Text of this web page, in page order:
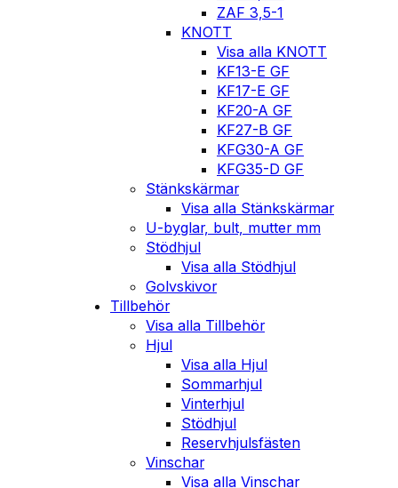
ZAF 3,5-1
KNOTT
Visa alla KNOTT
KF13-E GF
KF17-E GF
KF20-A GF
KF27-B GF
KFG30-A GF
KFG35-D GF
Stänkskärmar
Visa alla Stänkskärmar
U-byglar, bult, mutter mm
Stödhjul
Visa alla Stödhjul
Golvskivor
Tillbehör
Visa alla Tillbehör
Hjul
Visa alla Hjul
Sommarhjul
Vinterhjul
Stödhjul
Reservhjulsfästen
Vinschar
Visa alla Vinschar